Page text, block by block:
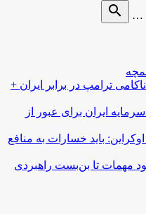
search
ترامپ در برابر ایران +
ایران برای عبور از
باید خسارات به منافع
مهمات تا بن‌بست راهبردی